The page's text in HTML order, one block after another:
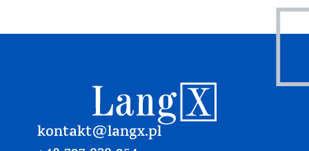
kontakt@langx.pl